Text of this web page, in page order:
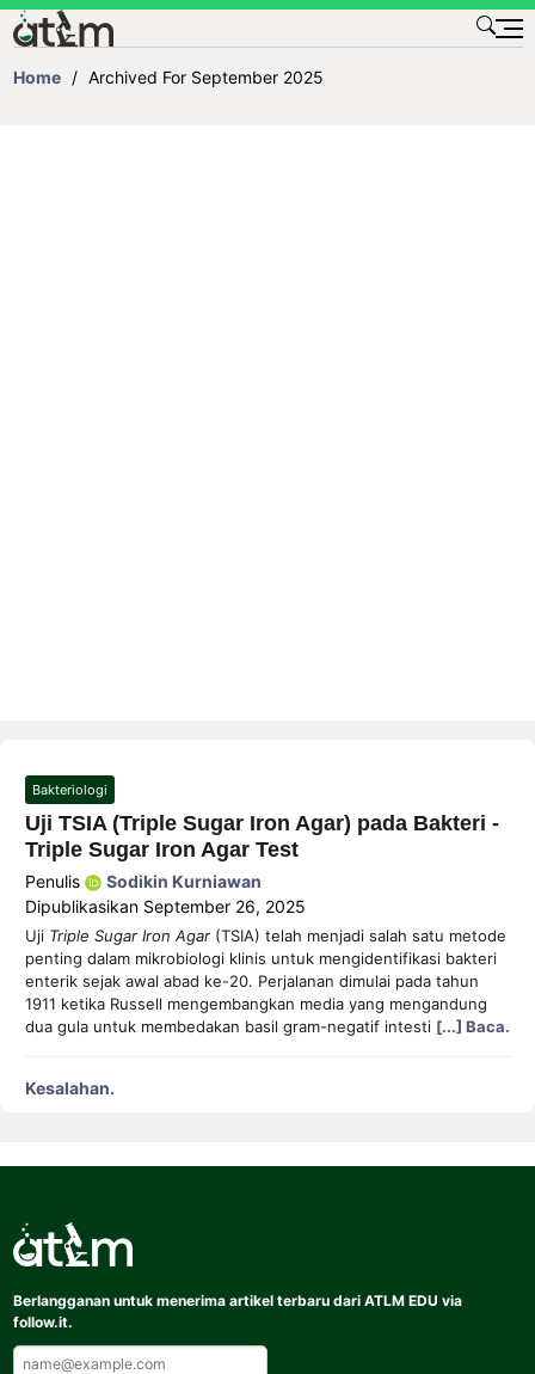
KONTAK
Home / Archived For September 2025
Bakteriologi
Uji TSIA (Triple Sugar Iron Agar) pada Bakteri -
Triple Sugar Iron Agar Test
Penulis
Sodikin Kurniawan
Dipublikasikan September 26, 2025
Uji Triple Sugar Iron Agar(TSIA) telah menjadi salah satu metode
penting dalam mikrobiologi klinis untuk mengidentifikasi bakteri
enterik sejak awal abad ke-20. Perjalanan dimulai pada tahun
1911 ketika Russell mengembangkan media yang mengandung
dua gula untuk membedakan basil gram-negatif intesti [...] Baca.
Kesalahan.
Berlangganan untuk menerima artikel terbaru dari ATLM EDU via
follow.it.